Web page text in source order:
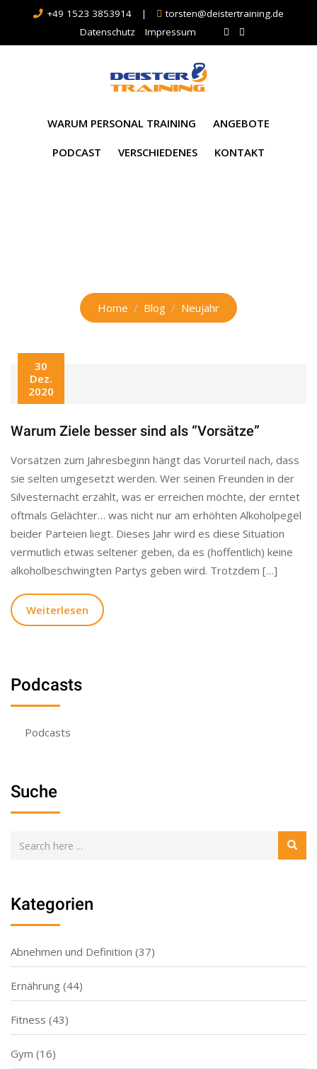
+49 1523 3853914 |
torsten@deistertraining.de
Datenschutz
Impressum
WARUM PERSONAL TRAINING ANGEBOTE
PODCAST VERSCHIEDENES KONTAKT
Home Blog Neujahr
30
Dez.
2020
Warum Ziele besser sind als “Vorsätze”
Vorsätzen zum Jahresbeginn hängt das Vorurteil nach, dass
sie selten umgesetzt werden. Wer seinen Freunden in der
Silvesternacht erzählt, was er erreichen möchte, der erntet
oftmals Gelächter… was nicht nur am erhöhten Alkoholpegel
beider Parteien liegt. Dieses Jahr wird es diese Situation
vermutlich etwas seltener geben, da es (hoffentlich) keine
alkoholbeschwingten Partys geben wird. Trotzdem […]
Weiterlesen
Podcasts
Podcasts
Suche
Kategorien
Abnehmen und Definition (37)
Ernährung (44)
Fitness (43)
Gym (16)